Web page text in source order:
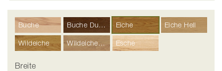
Buche Buche Dunkel Eiche Eiche Hell
Wildeiche Wildeiche Hell Esche
Breite